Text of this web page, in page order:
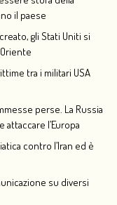
il paese
gli Stati Uniti si
tra i militari USA
perse. La Russia
l’Europa
contro l’Iran ed è
su diversi